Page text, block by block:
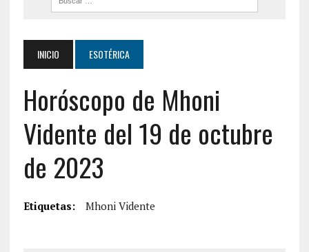
INICIO ESOTÉRICA
Horóscopo de Mhoni
Vidente del 19 de octubre
de 2023
Etiquetas: Mhoni Vidente